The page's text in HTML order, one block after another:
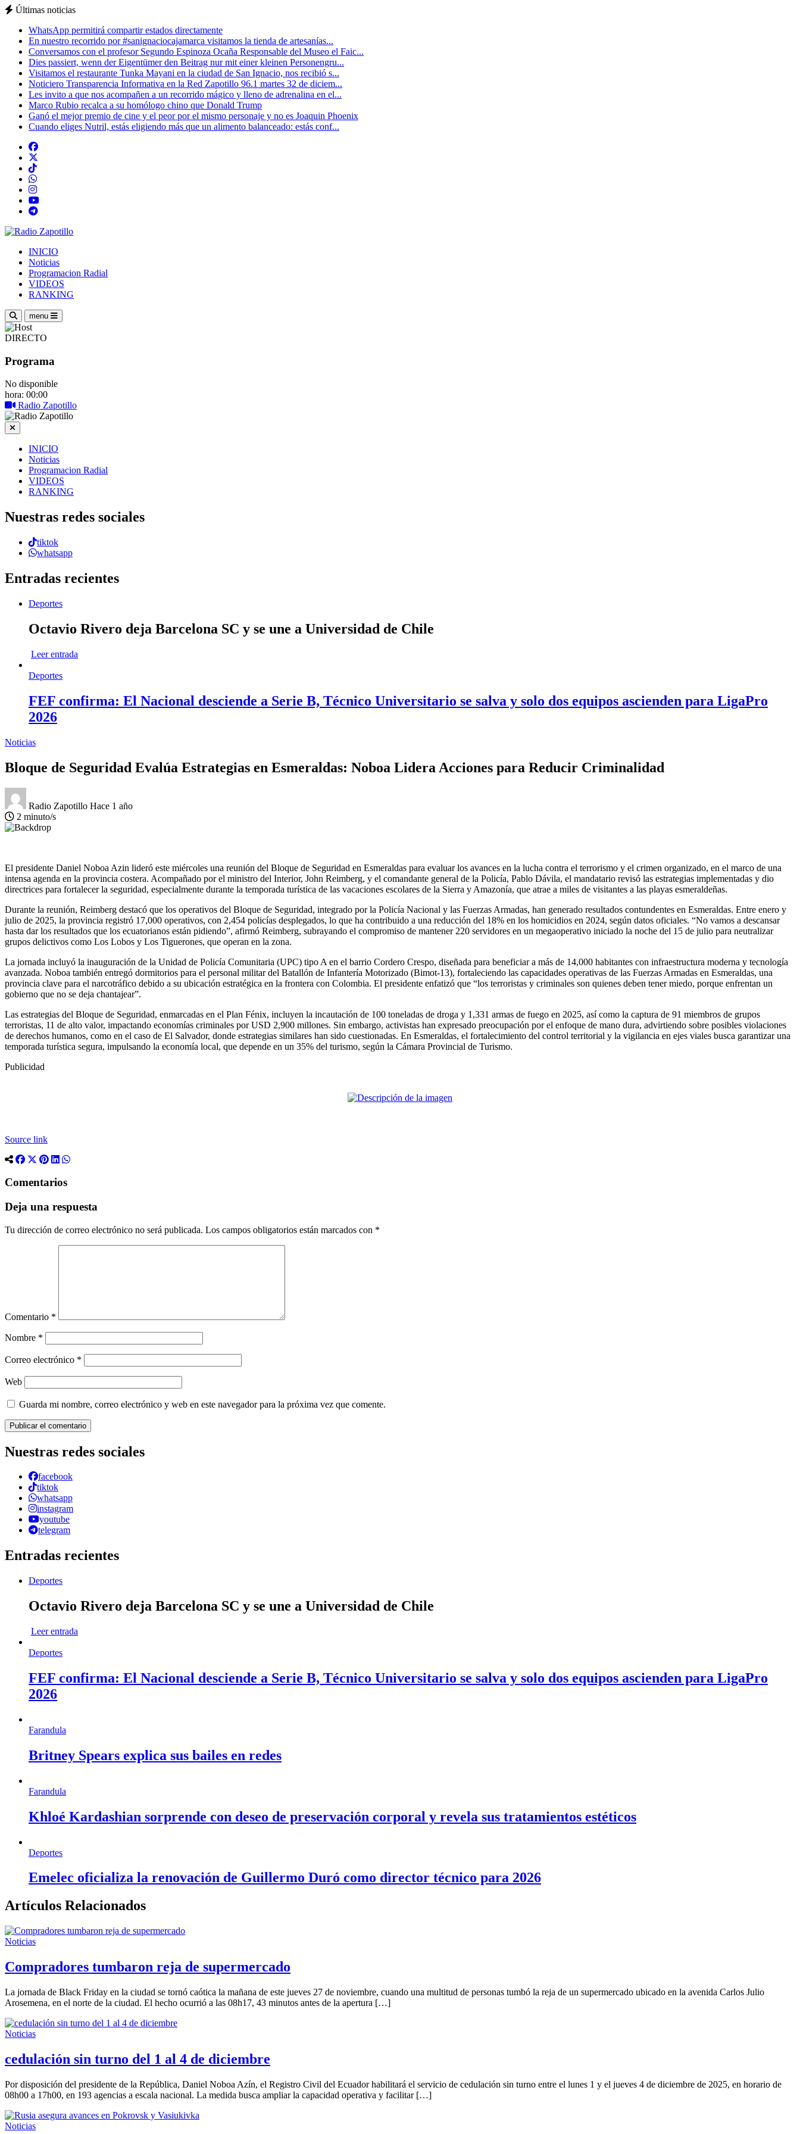
Últimas noticias
WhatsApp permitirá compartir estados directamente
En nuestro recorrido por #sanignaciocajamarca visitamos la tienda de artesanías...
Conversamos con el profesor Segundo Espinoza Ocaña Responsable del Museo el Faic...
Dies passiert, wenn der Eigentümer den Beitrag nur mit einer kleinen Personengru...
Visitamos el restaurante Tunka Mayani en la ciudad de San Ignacio, nos recibió s...
Noticiero Transparencia Informativa en la Red Zapotillo 96.1 martes 32 de diciem...
Les invito a que nos acompañen a un recorrido mágico y lleno de adrenalina en el...
Marco Rubio recalca a su homólogo chino que Donald Trump
Ganó el mejor premio de cine y el peor por el mismo personaje y no es Joaquin Phoenix
Cuando eliges Nutril, estás eligiendo más que un alimento balanceado: estás conf...
INICIO
Noticias
Programacion Radial
VIDEOS
RANKING
menu
DIRECTO
Programa
No disponible
hora: 00:00
Radio Zapotillo
INICIO
Noticias
Programacion Radial
VIDEOS
RANKING
Nuestras redes sociales
tiktok
whatsapp
Entradas recientes
Deportes
Octavio Rivero deja Barcelona SC y se une a Universidad de Chile
Leer entrada
Deportes
FEF confirma: El Nacional desciende a Serie B, Técnico Universitario se salva y solo dos equipos ascienden para LigaPro
2026
Noticias
Bloque de Seguridad Evalúa Estrategias en Esmeraldas: Noboa Lidera Acciones para Reducir Criminalidad
Radio Zapotillo Hace 1 año
2 minuto/s
El presidente Daniel Noboa Azin lideró este miércoles una reunión del Bloque de Seguridad en Esmeraldas para evaluar los avances en la lucha contra el terrorismo y el crimen organizado, en el marco de una
intensa agenda en la provincia costera. Acompañado por el ministro del Interior, John Reimberg, y el comandante general de la Policía, Pablo Dávila, el mandatario revisó las estrategias implementadas y dio
directrices para fortalecer la seguridad, especialmente durante la temporada turística de las vacaciones escolares de la Sierra y Amazonía, que atrae a miles de visitantes a las playas esmeraldeñas.
Durante la reunión, Reimberg destacó que los operativos del Bloque de Seguridad, integrado por la Policía Nacional y las Fuerzas Armadas, han generado resultados contundentes en Esmeraldas. Entre enero y
julio de 2025, la provincia registró 17,000 operativos, con 2,454 policías desplegados, lo que ha contribuido a una reducción del 18% en los homicidios en 2024, según datos oficiales. “No vamos a descansar
hasta dar los resultados que los ecuatorianos están pidiendo”, afirmó Reimberg, subrayando el compromiso de mantener 220 servidores en un megaoperativo iniciado la noche del 15 de julio para neutralizar
grupos delictivos como Los Lobos y Los Tiguerones, que operan en la zona.
La jornada incluyó la inauguración de la Unidad de Policía Comunitaria (UPC) tipo A en el barrio Cordero Crespo, diseñada para beneficiar a más de 14,000 habitantes con infraestructura moderna y tecnología
avanzada. Noboa también entregó dormitorios para el personal militar del Batallón de Infantería Motorizado (Bimot-13), fortaleciendo las capacidades operativas de las Fuerzas Armadas en Esmeraldas, una
provincia clave para el narcotráfico debido a su ubicación estratégica en la frontera con Colombia. El presidente enfatizó que “los terroristas y criminales son quienes deben tener miedo, porque enfrentan un
gobierno que no se deja chantajear”.
Las estrategias del Bloque de Seguridad, enmarcadas en el Plan Fénix, incluyen la incautación de 100 toneladas de droga y 1,331 armas de fuego en 2025, así como la captura de 91 miembros de grupos
terroristas, 11 de alto valor, impactando economías criminales por USD 2,900 millones. Sin embargo, activistas han expresado preocupación por el enfoque de mano dura, advirtiendo sobre posibles violaciones
de derechos humanos, como en el caso de El Salvador, donde estrategias similares han sido cuestionadas. En Esmeraldas, el fortalecimiento del control territorial y la vigilancia en ejes viales busca garantizar una
temporada turística segura, impulsando la economía local, que depende en un 35% del turismo, según la Cámara Provincial de Turismo.
Publicidad
Source link
Comentarios
Deja una respuesta
Tu dirección de correo electrónico no será publicada. Los campos obligatorios están marcados con *
Comentario *
Nombre *
Correo electrónico *
Web
Guarda mi nombre, correo electrónico y web en este navegador para la próxima vez que comente.
Nuestras redes sociales
facebook
tiktok
whatsapp
instagram
youtube
telegram
Entradas recientes
Deportes
Octavio Rivero deja Barcelona SC y se une a Universidad de Chile
Leer entrada
Deportes
FEF confirma: El Nacional desciende a Serie B, Técnico Universitario se salva y solo dos equipos ascienden para LigaPro
2026
Farandula
Britney Spears explica sus bailes en redes
Farandula
Khloé Kardashian sorprende con deseo de preservación corporal y revela sus tratamientos estéticos
Deportes
Emelec oficializa la renovación de Guillermo Duró como director técnico para 2026
Artículos Relacionados
Noticias
Compradores tumbaron reja de supermercado
La jornada de Black Friday en la ciudad se tornó caótica la mañana de este jueves 27 de noviembre, cuando una multitud de personas tumbó la reja de un supermercado ubicado en la avenida Carlos Julio
Arosemena, en el norte de la ciudad. El hecho ocurrió a las 08h17, 43 minutos antes de la apertura […]
Noticias
cedulación sin turno del 1 al 4 de diciembre
Por disposición del presidente de la República, Daniel Noboa Azín, el Registro Civil del Ecuador habilitará el servicio de cedulación sin turno entre el lunes 1 y el jueves 4 de diciembre de 2025, en horario de
08h00 a 17h00, en 193 agencias a escala nacional. La medida busca ampliar la capacidad operativa y facilitar […]
Noticias